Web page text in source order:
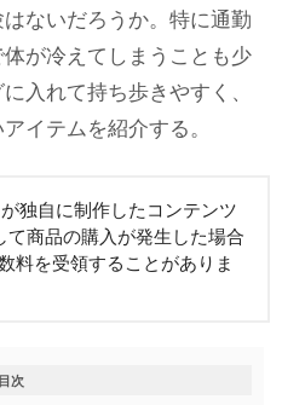
ないだろうか。特に通勤
が冷えてしまうことも少
入れて持ち歩きやすく、
イテムを紹介する。
独自に制作したコンテンツ
商品の購入が発生した場合
料を受領することがありま
目次